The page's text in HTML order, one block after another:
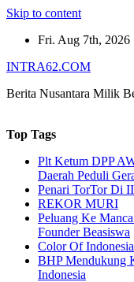
Skip to content
Fri. Aug 7th, 2026
INTRA62.COM
Berita Nusantara Milik
Top Tags
Plt Ketum DPP
Daerah Peduli
Penari TorTor Di
REKOR MURI
Peluang Ke
Founder Beasiswa
Color Of
BHP Mendukung
Indonesia